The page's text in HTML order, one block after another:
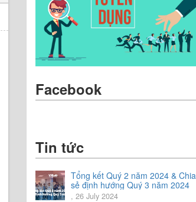
Facebook
Tin tức
Tổng kết Quý 2 năm 2024 & Chia
sẻ định hướng Quý 3 năm 2024
, 26 July 2024